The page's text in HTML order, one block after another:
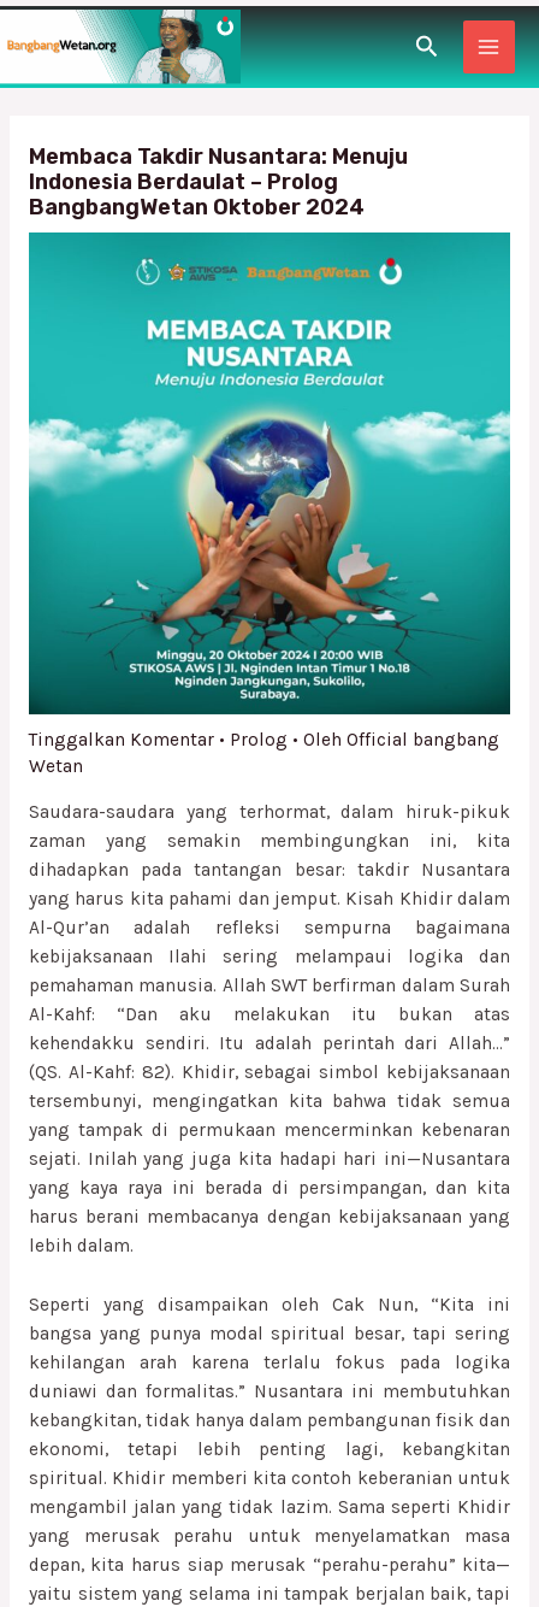
ke
Cari
Membaca Takdir Nusantara: Menuju
Indonesia Berdaulat – Prolog
BangbangWetan Oktober 2024
Tinggalkan Komentar • Prolog • Oleh Official bangbang
Wetan
Saudara-saudara yang terhormat, dalam hiruk-pikuk
zaman yang semakin membingungkan ini, kita
dihadapkan pada tantangan besar: takdir Nusantara
yang harus kita pahami dan jemput. Kisah Khidir dalam
Al-Qur’an adalah refleksi sempurna bagaimana
kebijaksanaan Ilahi sering melampaui logika dan
pemahaman manusia. Allah SWT berfirman dalam Surah
Al-Kahf: “Dan aku melakukan itu bukan atas
kehendakku sendiri. Itu adalah perintah dari Allah…”
(QS. Al-Kahf: 82). Khidir, sebagai simbol kebijaksanaan
tersembunyi, mengingatkan kita bahwa tidak semua
yang tampak di permukaan mencerminkan kebenaran
sejati. Inilah yang juga kita hadapi hari ini—Nusantara
yang kaya raya ini berada di persimpangan, dan kita
harus berani membacanya dengan kebijaksanaan yang
lebih dalam.
Seperti yang disampaikan oleh Cak Nun, “Kita ini
bangsa yang punya modal spiritual besar, tapi sering
kehilangan arah karena terlalu fokus pada logika
duniawi dan formalitas.” Nusantara ini membutuhkan
kebangkitan, tidak hanya dalam pembangunan fisik dan
ekonomi, tetapi lebih penting lagi, kebangkitan
spiritual. Khidir memberi kita contoh keberanian untuk
mengambil jalan yang tidak lazim. Sama seperti Khidir
yang merusak perahu untuk menyelamatkan masa
depan, kita harus siap merusak “perahu-perahu” kita—
yaitu sistem yang selama ini tampak berjalan baik, tapi
navigation